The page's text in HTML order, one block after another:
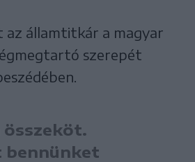
az államtitkár a magyar
szerepét
bennünket